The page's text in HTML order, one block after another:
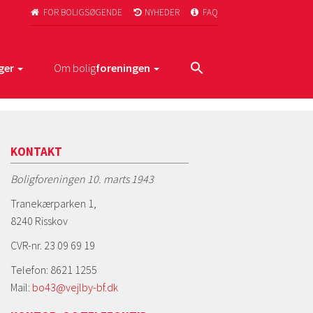
 FOR BOLIGSØGENDE  NYHEDER  FAQ
Om boligforeningen
KONTAKT
Boligforeningen 10. marts 1943
Tranekærparken 1,
8240 Risskov
CVR-nr. 23 09 69 19
Telefon: 8621 1255
Mail: bo43@vejlby-bf.dk